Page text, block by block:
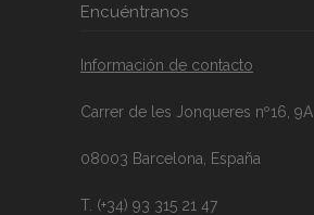
Encuéntranos
Información de contacto
Carrer de les Jonqueres nº16, 9A
08003 Barcelona, España
T. (+34) 93 315 21 47